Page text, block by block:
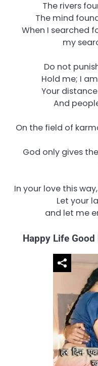
The rivers
The mind
When I searched
my
Do not
Hold me; I
Your
And
On the field of
God only gives
In your love this
Let your
and let me
Happy Life